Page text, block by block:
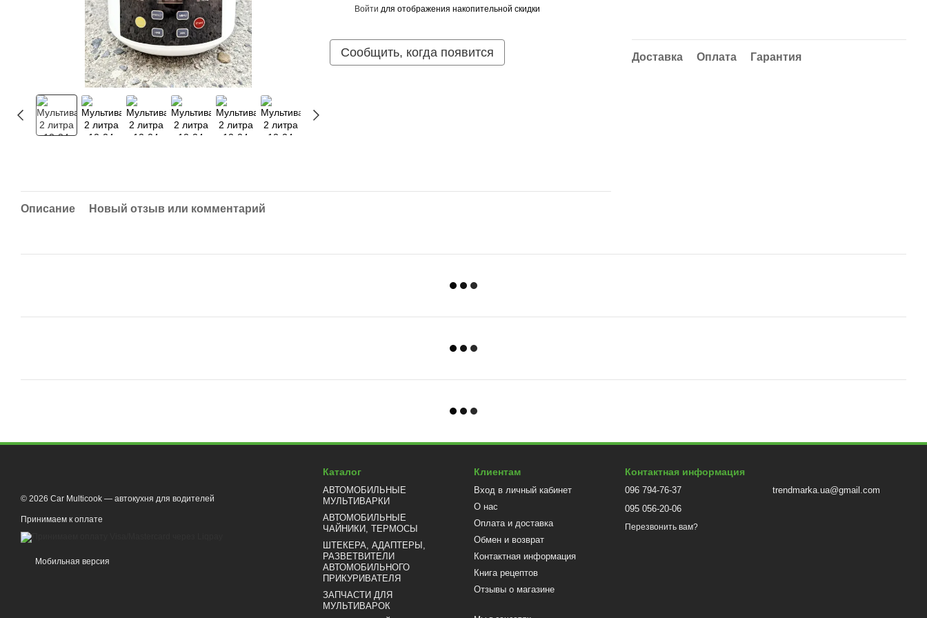
Войти для отображения накопительной скидки
Сообщить, когда появится Доставка Оплата Гарантия
Описание Новый отзыв или комментарий
© 2026 Car Multicook — автокухня для водителей
Принимаем к оплате
Мобильная версия
Каталог
АВТОМОБИЛЬНЫЕ
МУЛЬТИВАРКИ
АВТОМОБИЛЬНЫЕ
ЧАЙНИКИ, ТЕРМОСЫ
ШТЕКЕРА, АДАПТЕРЫ,
РАЗВЕТВИТЕЛИ
АВТОМОБИЛЬНОГО
ПРИКУРИВАТЕЛЯ
ЗАПЧАСТИ ДЛЯ
МУЛЬТИВАРОК
Клиентам
Вход в личный кабинет
О нас
Оплата и доставка
Обмен и возврат
Контактная информация
Книга рецептов
Отзывы о магазине
Контактная информация
096 794-76-37
095 056-20-06
Перезвонить вам?
trendmarka.ua@gmail.com